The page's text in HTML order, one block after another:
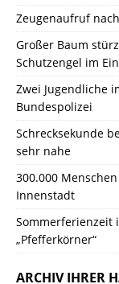
Zeugenaufruf
Großer Baum
Schutzengel im
Zwei Jugendliche
Bundespolizei
Schrecksekunde
sehr nahe
300.000
Innenstadt
Sommerferienzeit
„Pfefferkörner“
ARCHIV IHRER